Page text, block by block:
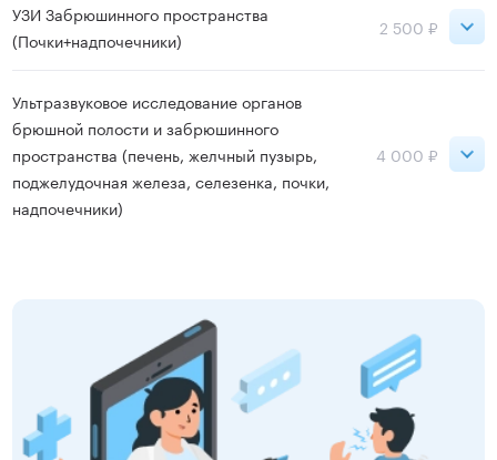
УЗИ Забрюшинного пространства
(Почки+надпочечники)
2 500 ₽
Петроградская
Московская 2 500 ₽
Ладожская
Чернышевская 2 500 ₽
Девяткино
Ультразвуковое исследование органов
брюшной полости и забрюшинного
пространства (печень, желчный пузырь,
поджелудочная железа, селезенка, почки,
надпочечники)
4 000 ₽
Ладожская 4 000 ₽
Садовая 4 000 ₽